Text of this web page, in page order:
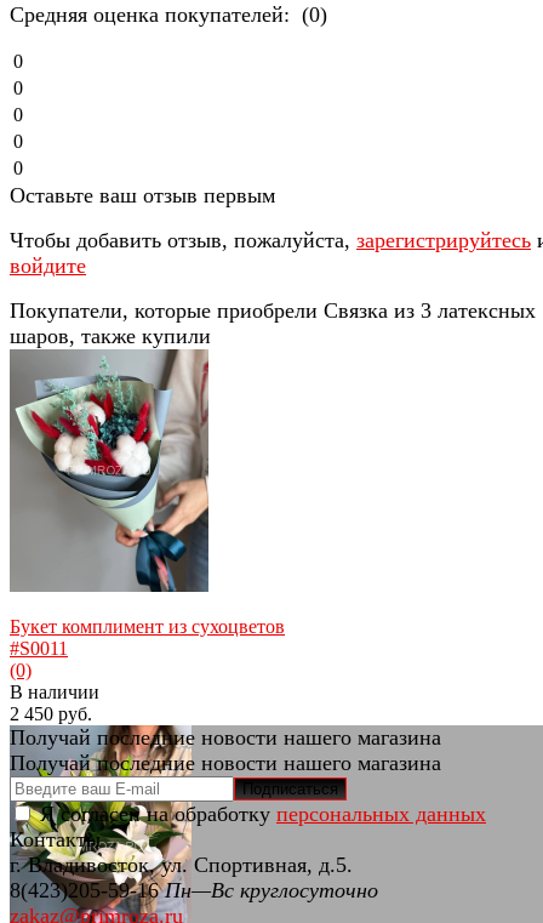
Средняя оценка покупателей: (0)
0
0
0
0
0
Оставьте ваш отзыв первым
Чтобы добавить отзыв, пожалуйста, зарегистрируйтесь
войдите
Покупатели, которые приобрели Связка из 3 латексных
шаров, также купили
избранное сравнить
Букет комплимент из сухоцветов
#S0011
(0)
В наличии
2 450 руб.
Получай последние новости нашего магазина
Получай последние новости нашего магазина
Подписаться
Я согласен на обработку персональных данных
Контакты
г. Владивосток, ул. Спортивная, д.5.
8(423)205-59-16Пн—Вс круглосуточно
zakaz@primroza.ru